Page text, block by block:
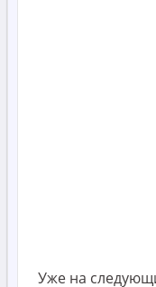
Уже на